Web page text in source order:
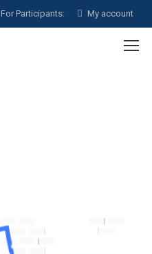
For Participants: My account